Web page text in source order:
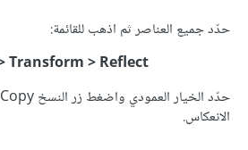
حدّد جميع العناصر ثم اذهب للقائمة:
Transform > Reflect
الانعكاس.